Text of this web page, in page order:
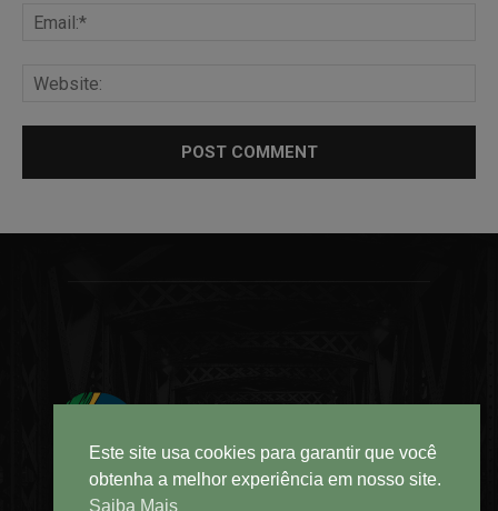
Este site usa cookies para garantir que você
obtenha a melhor experiência em nosso site.
Saiba Mais